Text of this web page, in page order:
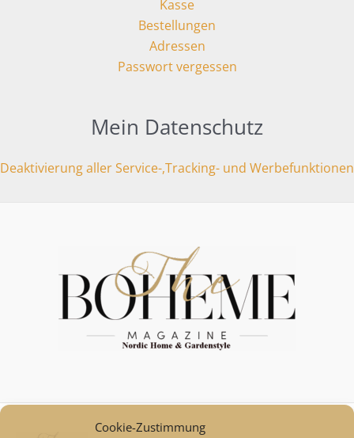
Cookie-Zustimmung
Kasse
Bestellungen
Adressen
Passwort vergessen
Mein Datenschutz
Deaktivierung aller Service-,Tracking- und Werbefunktionen
Mein Konto